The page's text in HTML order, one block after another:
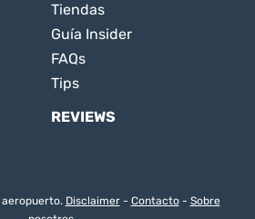
Tiendas
Guía Insider
FAQs
Tips
REVIEWS
aeropuerto. Disclaimer- Contacto- Sobre